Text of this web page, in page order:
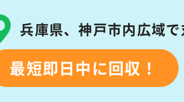
兵庫県、神戸市内広域
最短即日中に回収！